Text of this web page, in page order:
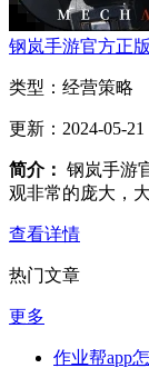
钢岚手游官方正版
类型： 经营策略
更新： 2024-05-21
简介： 钢岚手游
观非常的庞大，
查看详情
热门文章
更多
作业帮app